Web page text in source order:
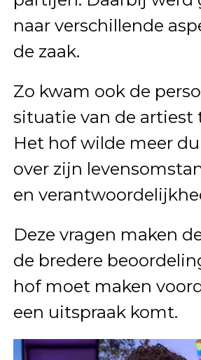
naar verschillende
de zaak.
Zo kwam ook de
situatie van de artiest
Het hof wilde meer
over zijn
en
Deze vragen maken
de bredere
hof moet maken
een uitspraak komt.